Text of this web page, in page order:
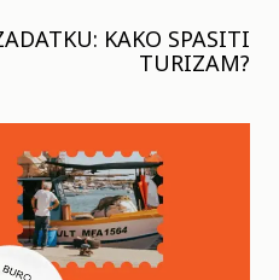
KAKO SPASITI
TURIZAM?